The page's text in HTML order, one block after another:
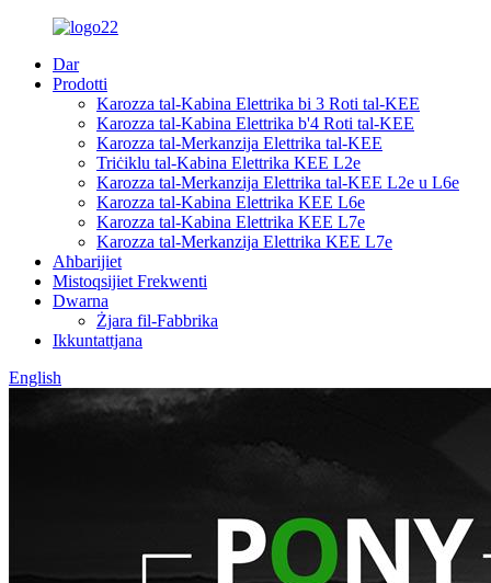
Dar
Prodotti
Karozza tal-Kabina Elettrika bi 3 Roti tal-KEE
Karozza tal-Kabina Elettrika b'4 Roti tal-KEE
Karozza tal-Merkanzija Elettrika tal-KEE
Triċiklu tal-Kabina Elettrika KEE L2e
Karozza tal-Merkanzija Elettrika tal-KEE L2e u L6e
Karozza tal-Kabina Elettrika KEE L6e
Karozza tal-Kabina Elettrika KEE L7e
Karozza tal-Merkanzija Elettrika KEE L7e
Aħbarijiet
Mistoqsijiet Frekwenti
Dwarna
Żjara fil-Fabbrika
Ikkuntattjana
English